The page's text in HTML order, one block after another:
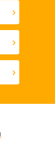
カート